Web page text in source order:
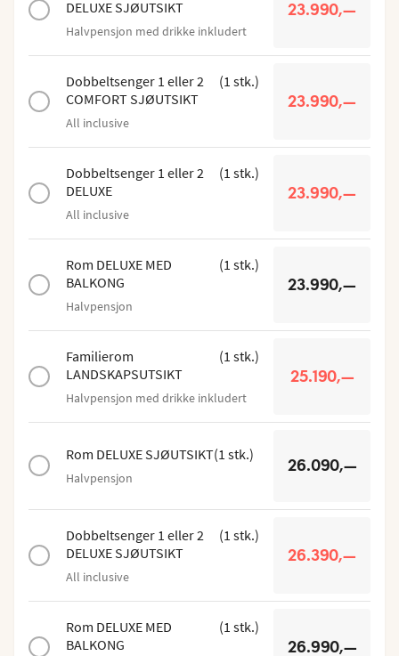
DELUXE SJØUTSIKT
Halvpensjon med drikke inkludert
23.990,—
Dobbeltsenger 1 eller 2
COMFORT SJØUTSIKT
(1 stk.)
All inclusive
23.990,—
Dobbeltsenger 1 eller 2
DELUXE
(1 stk.)
All inclusive
23.990,—
Rom DELUXE MED
BALKONG
(1 stk.)
Halvpensjon
23.990,—
Familierom
LANDSKAPSUTSIKT
(1 stk.)
Halvpensjon med drikke inkludert
25.190,—
Rom DELUXE SJØUTSIKT(1 stk.)
Halvpensjon
26.090,—
Dobbeltsenger 1 eller 2
DELUXE SJØUTSIKT
(1 stk.)
All inclusive
26.390,—
Rom DELUXE MED
BALKONG
(1 stk.)
26.990,—